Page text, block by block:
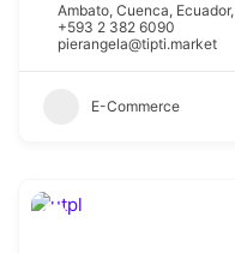
Ambato, Cuenca, Ecuador,
+593 2 382 6090
pierangela@tipti.market
E-Commerce